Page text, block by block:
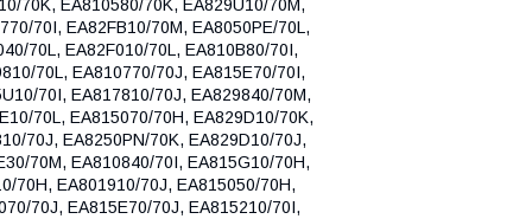
70K, EA810580/70K, EA829U10/70M,
70I, EA82FB10/70M, EA8050PE/70L,
70L, EA82F010/70L, EA810B80/70I,
70L, EA810770/70J, EA815E70/70I,
70I, EA817810/70J, EA829840/70M,
70L, EA815070/70H, EA829D10/70K,
70J, EA8250PN/70K, EA829D10/70J,
70M, EA810840/70I, EA815G10/70H,
70H, EA801910/70J, EA815050/70H,
70J, EA815E70/70J, EA815210/70I,